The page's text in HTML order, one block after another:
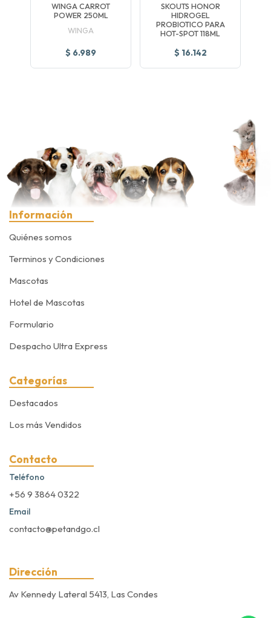
WINGA CARROT
POWER 250ML
WINGA
$ 6.989
SKOUTS HONOR
HIDROGEL
PROBIOTICO PARA
HOT-SPOT 118ML
$ 16.142
Información
Quiénes somos
Terminos y Condiciones
Mascotas
Hotel de Mascotas
Formulario
Despacho Ultra Express
Categorías
Destacados
Los más Vendidos
Contacto
Teléfono
+56 9 3864 0322
Email
contacto@petandgo.cl
Dirección
Av Kennedy Lateral 5413, Las Condes